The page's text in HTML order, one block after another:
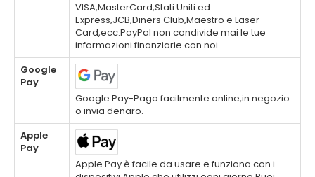
VISA,MasterCard,Stati Uniti ed
Express,JCB,Diners Club,Maestro e Laser
Card,ecc.PayPal non condivide mai le tue
informazioni finanziarie con noi.
Google
Pay
Google Pay-Paga facilmente online,in negozio
o invia denaro.
Apple
Pay
Apple Pay è facile da usare e funziona con i